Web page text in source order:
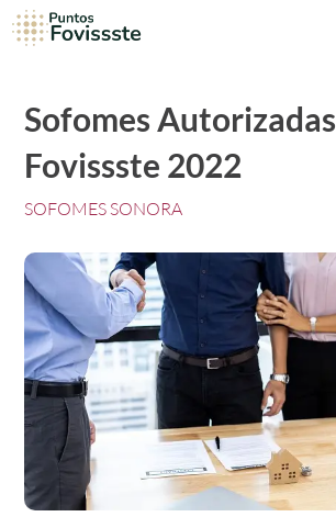
Sofomes Autorizadas
Fovissste 2022
SOFOMES SONORA